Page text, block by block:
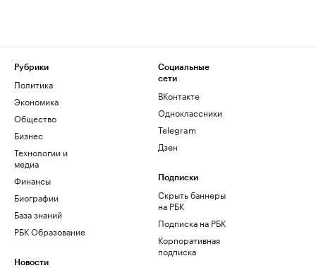
Рубрики
Политика
Экономика
Общество
Бизнес
Технологии и
медиа
Финансы
Биографии
База знаний
РБК Образование
Новости
Социальные
сети
ВКонтакте
Одноклассники
Telegram
Дзен
Подписки
Скрыть баннеры
на РБК
Подписка на РБК
Корпоративная
подписка